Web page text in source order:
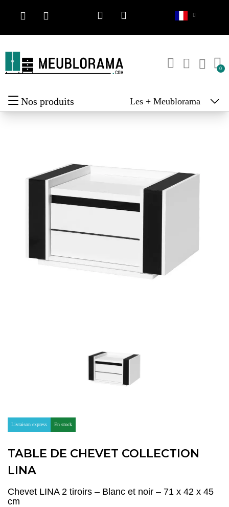
Nos produits Les + Meublorama
Livraison express En stock
TABLE DE CHEVET COLLECTION
LINA
Chevet LINA 2 tiroirs – Blanc et noir – 71 x 42 x 45
cm